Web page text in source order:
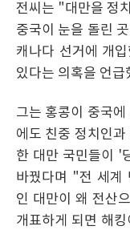
전씨는 "대만을 정
중국이 눈을 돌린
캐나다 선거에 개
있다는 의혹을 언급
그는 홍콩이 중국
에도 친중 정치인
한 대만 국민들이 '
바꿨다며 "전 세계
인 대만이 왜 전산
개표하게 되면 해